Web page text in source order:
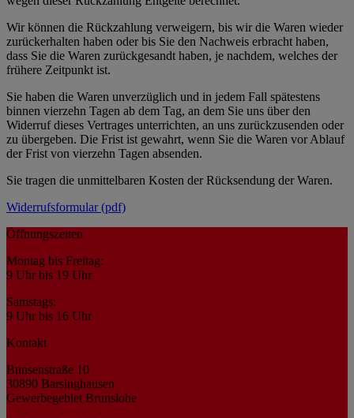
Wir können die Rückzahlung verweigern, bis wir die Waren wieder
zurückerhalten haben oder bis Sie den Nachweis erbracht haben,
dass Sie die Waren zurückgesandt haben, je nachdem, welches der
frühere Zeitpunkt ist.
Sie haben die Waren unverzüglich und in jedem Fall spätestens
binnen vierzehn Tagen ab dem Tag, an dem Sie uns über den
Widerruf dieses Vertrages unterrichten, an uns zurückzusenden oder
zu übergeben. Die Frist ist gewahrt, wenn Sie die Waren vor Ablauf
der Frist von vierzehn Tagen absenden.
Sie tragen die unmittelbaren Kosten der Rücksendung der Waren.
Widerrufsformular (pdf)
Öffnungszeiten
Montag bis Freitag:
9 Uhr bis 19 Uhr
Samstags:
9 Uhr bis 16 Uhr
Kontakt
Bunsenstraße 10
30890 Barsinghausen
Gewerbegebiet Brunslohe